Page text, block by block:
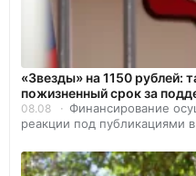
«Звезды» на 1150 рублей:
пожизненный срок за
08.08
Финансирование
реакции под публикациями